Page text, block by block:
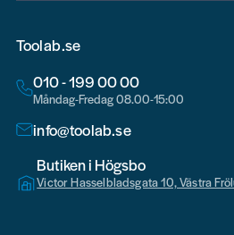
Toolab.se
010 - 199 00 00
Måndag-Fredag 08.00-15:00
info@toolab.se
Butiken i Högsbo
Victor Hasselbladsgata 10, Västra